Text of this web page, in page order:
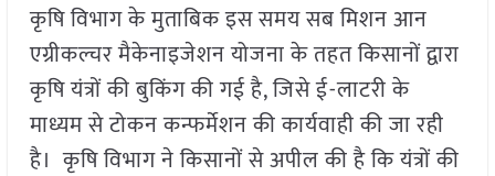
कृषि विभाग के मुताबिक इस समय सब मिशन आन
एग्रीकल्चर मैकेनाइजेशन योजना के तहत किसानों द्वारा
कृषि यंत्रों की बुकिंग की गई है, जिसे ई-लाटरी के
माध्यम से टोकन कन्फर्मेशन की कार्यवाही की जा रही
है। कृषि विभाग ने किसानों से अपील की है कि यंत्रों की